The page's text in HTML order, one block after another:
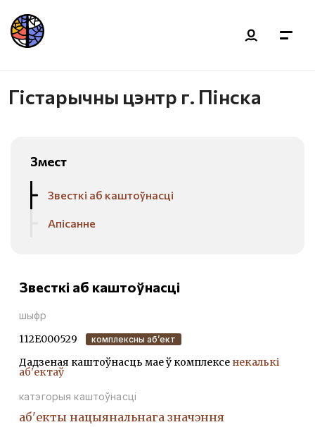
Гістарычны цэнтр г. Пінска
Змест
Звесткі аб каштоўнасці
Апісанне
Звесткі аб каштоўнасці
шыфр
112Е000529 комплексны аб’ект
Дадзеная каштоўнасць мае ў комплексе некалькі
аб'ектаў
катэгорыя каштоўнасці
аб'екты нацыянальнага значэння